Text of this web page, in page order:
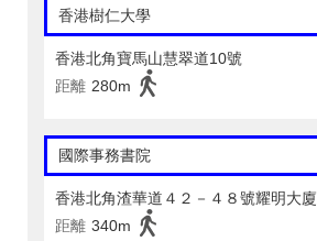
香港樹仁大學
香港北角寶馬山慧翠道10號
距離 280m
國際事務書院
香港北角渣華道４２－４８號耀明大廈
距離 340m